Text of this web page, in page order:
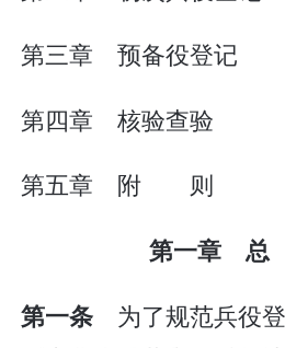
第三章 预备役登记
第四章 核验查验
第五章 附 则
第一章
第一条 为了规范兵役